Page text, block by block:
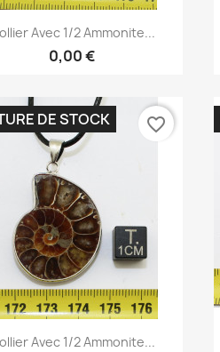
Aperçu rapide
Avec 1/2 Ammonite...
0,00 €
Aperçu rapide
Avec 1/2 Ammonite...
DE STOCK favorite_border